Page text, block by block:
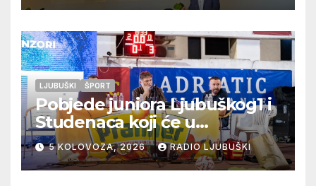
LJUBUŠKI ŠPORT
Pobjede juniora Ljubuškog1 i
Studenaca koji će u
međusobnom susretu
odlučiti o prvom mjestu u
skupini “A”, seniori Teskere
5 KOLOVOZA, 2026 RADIO LJUBUŠKI